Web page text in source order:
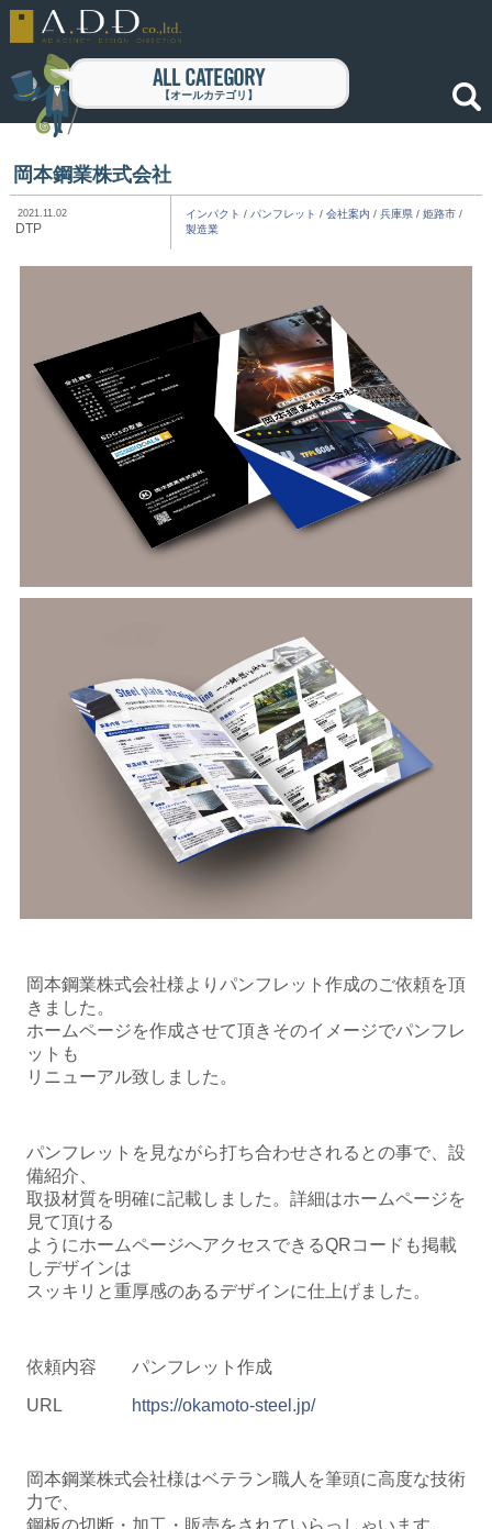
ALL CATEGORY
【オールカテゴリ】
岡本鋼業株式会社
2021.11.02
DTP
インパクト / パンフレット / 会社案内 / 兵庫県/ 姫路市/
製造業
岡本鋼業株式会社様よりパンフレット作成のご依頼を頂
きました。
ホームページを作成させて頂きそのイメージでパンフレ
ットも
リニューアル致しました。
パンフレットを見ながら打ち合わせされるとの事で、設
備紹介、
取扱材質を明確に記載しました。詳細はホームページを
見て頂ける
ようにホームページへアクセスできるQRコードも掲載
しデザインは
スッキリと重厚感のあるデザインに仕上げました。
依頼内容 パンフレット作成
URL https://okamoto-steel.jp/
岡本鋼業株式会社様はベテラン職人を筆頭に高度な技術
力で、
鋼板の切断・加工・販売をされていらっしゃいます。